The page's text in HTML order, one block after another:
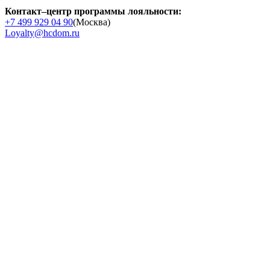
Контакт–центр программы лояльности:
+7 499 929 04 90(Москва)
Loyalty@hcdom.ru